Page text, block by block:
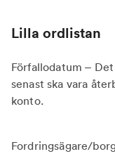
Lilla ordlistan
Förfallodatum –
senast ska vara
konto.
Fordringsägare/